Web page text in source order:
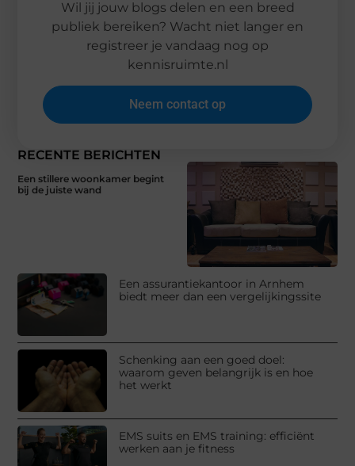
RECENTE BERICHTEN
Een stillere woonkamer begint
bij de juiste wand
Een assurantiekantoor in Arnhem
biedt meer dan een vergelijkingssite
Schenking aan een goed doel:
waarom geven belangrijk is en hoe
het werkt
EMS suits en EMS training: efficiënt
werken aan je fitness
Wil jij jouw blogs delen en een breed
publiek bereiken? Wacht niet langer en
registreer je vandaag nog op
kennisruimte.nl
Neem contact op